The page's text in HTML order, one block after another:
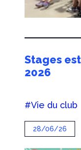
Stages
2026
#Vie du club
28/06/26